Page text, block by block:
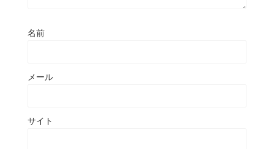
名前
メール
サイト